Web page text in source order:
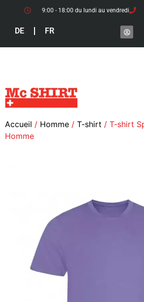
9:00 - 18:00 du lundi au vendredi
DE FR
Accueil / Homme / T-shirt / T-shirt
Homme